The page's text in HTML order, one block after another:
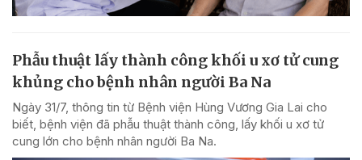
Phẫu thuật lấy thành công khối u xơ tử cung
khủng cho bệnh nhân người Ba Na
Ngày 31/7, thông tin từ Bệnh viện Hùng Vương Gia Lai cho
biết, bệnh viện đã phẫu thuật thành công, lấy khối u xơ tử
cung lớn cho bệnh nhân người Ba Na.